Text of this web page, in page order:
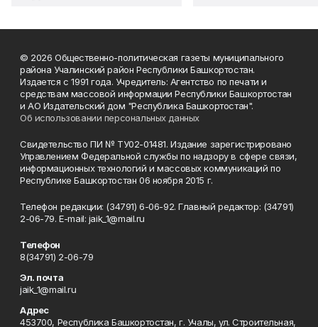
© 2026 Общественно-политическая газеты муниципального
района Учалинский район Республики Башкортостан.
Издается с 1991 года. Учредитель: Агентство по печати и
средствам массовой информации Республики Башкортостан
и АО Издательский дом "Республика Башкортостан".
Об использовании персональных данных
Свидетельство ПИ № ТУ02-01481. Издание зарегистрировано
Управлением Федеральной службы по надзору в сфере связи,
информационных технологий и массовых коммуникаций по
Республике Башкортостан 06 ноября 2015 г.
Телефон редакции: (34791) 6-06-92. Главный редактор: (34791)
2-06-79. Е-mаil: jaik_1@mail.ru
Телефон
8(34791) 2-06-79
Эл. почта
jaik_1@mail.ru
Адрес
453700, Республика Башкортостан, г. Учалы, ул. Строительная,